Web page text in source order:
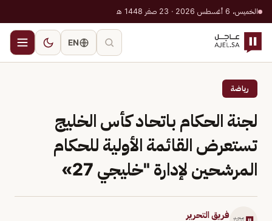
الخميس، 6 أغسطس 2026 · 23 صفر 1448 هـ
EN
رياضة
لجنة الحكام باتحاد كأس الخليج
تستعرض القائمة الأولية للحكام
المرشحين لإدارة "خليجي 27»
فريق التحرير